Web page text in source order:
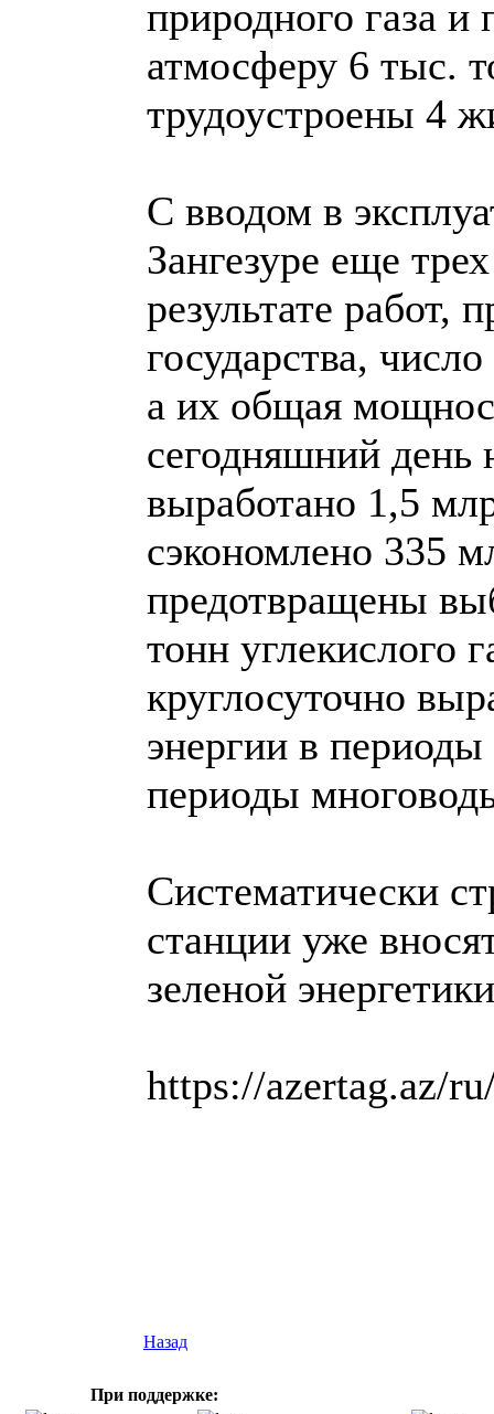
природного газа и
атмосферу 6 тыс.
трудоустроены 4
С вводом в
Зангезуре еще
результате работ,
государства,
а их общая
сегодняшний день
выработано 1,5
сэкономлено 335
предотвращены
тонн углекислого
круглосуточно
энергии в
периоды
Систематически
станции уже
зеленой
https://azertag.az/
Назад
При поддержке: